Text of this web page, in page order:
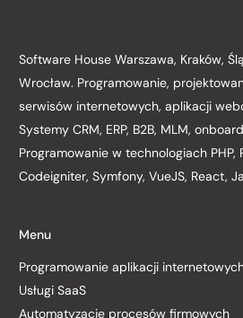
Software House Warszawa, Kraków,
Wrocław. Programowanie,
serwisów internetowych, aplikacji
Systemy CRM, ERP, B2B, MLM,
Programowanie w technologiach PHP,
Codeigniter, Symfony, VueJS, React,
Menu
Programowanie aplikacji
Usługi SaaS
Automatyzacje procesów firmowych